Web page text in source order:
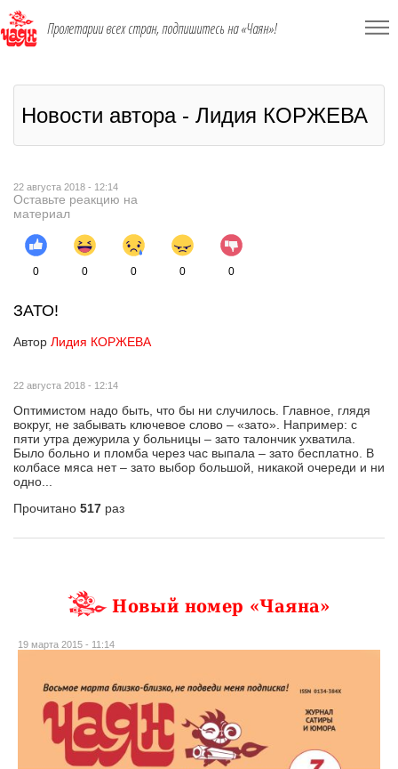
Пролетарии всех стран, подпишитесь на «Чаян»!
Новости автора - Лидия КОРЖЕВА
22 августа 2018 - 12:14
Оставьте реакцию на
материал
0 0 0 0 0
ЗАТО!
Автор Лидия КОРЖЕВА
22 августа 2018 - 12:14
Оптимистом надо быть, что бы ни случилось. Главное, глядя
вокруг, не забывать ключевое слово – «зато». Например: с
пяти утра дежурила у больницы – зато талончик ухватила.
Было больно и пломба через час выпала – зато бесплатно. В
колбасе мяса нет – зато выбор большой, никакой очереди и ни
одно...
Прочитано 517 раз
Новый номер «Чаяна»
19 марта 2015 - 11:14